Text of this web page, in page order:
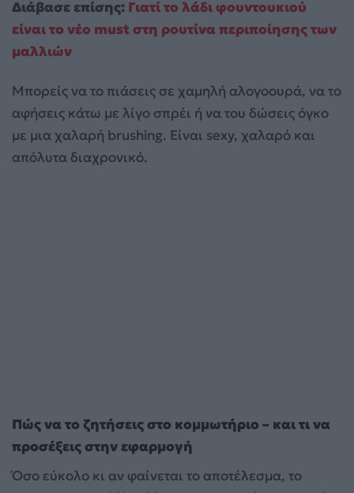
Διάβασε επίσης: Γιατί το λάδι φουντουκιού
είναι το νέο must στη ρουτίνα περιποίησης των
μαλλιών
Μπορείς να το πιάσεις σε χαμηλή αλογοουρά, να το
αφήσεις κάτω με λίγο σπρέι ή να του δώσεις όγκο
με μια χαλαρή brushing. Είναι sexy, χαλαρό και
απόλυτα διαχρονικό.
Πώς να το ζητήσεις στο κομμωτήριο – και τι να
προσέξεις στην εφαρμογή
Όσο εύκολο κι αν φαίνεται το αποτέλεσμα, το